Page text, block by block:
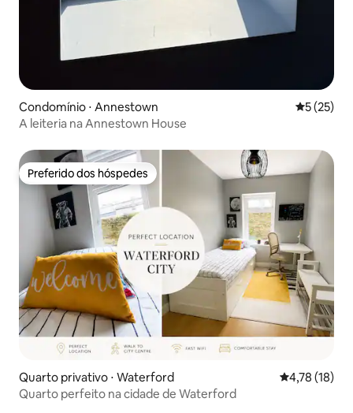
Condomínio ⋅ Annestown 5 de uma
5 (25)
A leiteria na Annestown House
Preferido dos hóspedes
Preferido dos hóspedes
Quarto privativo ⋅ Waterford 4,78 de uma
4,78 (18)
Quarto perfeito na cidade de Waterford